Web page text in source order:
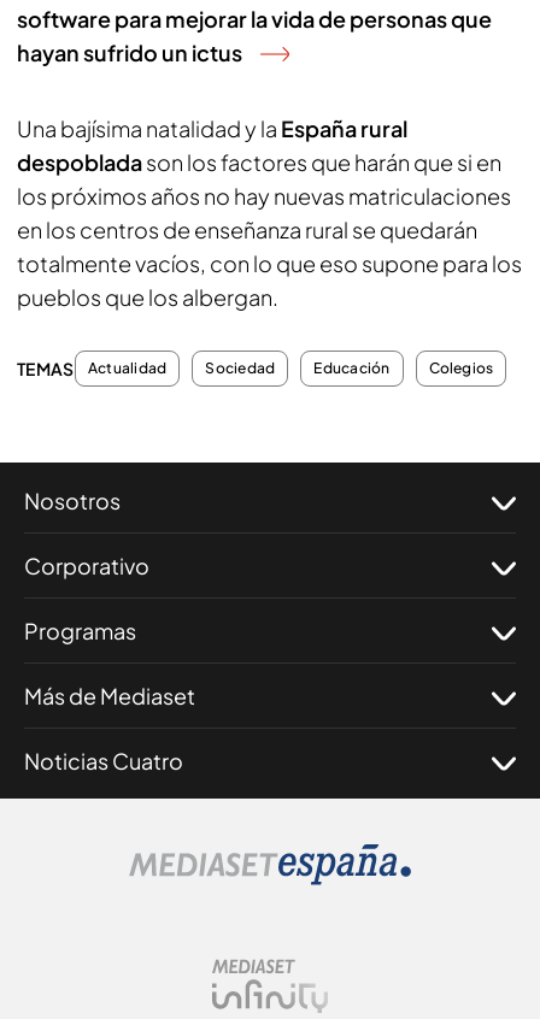
software para mejorar la vida de personas que
hayan sufrido un ictus
Una bajísima natalidad y la España rural
despobladason los factores que harán que si en
los próximos años no hay nuevas matriculaciones
en los centros de enseñanza rural se quedarán
totalmente vacíos, con lo que eso supone para los
pueblos que los albergan.
TEMAS Actualidad Sociedad Educación Colegios
Nosotros
Corporativo
Programas
Más de Mediaset
Noticias Cuatro